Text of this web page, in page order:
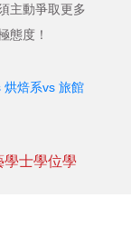
主動爭取更多
態度！
烘焙系vs 旅館
學士學位學